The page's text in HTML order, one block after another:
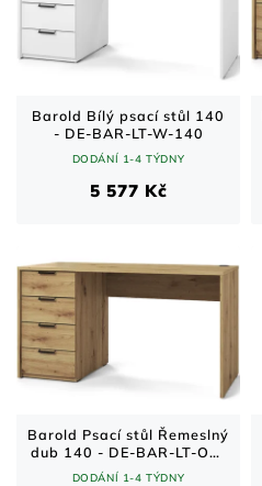
Barold Bílý psací stůl 140
- DE-BAR-LT-W-140
DODÁNÍ 1-4 TÝDNY
5 577 Kč
Barold Psací stůl Řemeslný
dub 140 - DE-BAR-LT-OA-
140
DODÁNÍ 1-4 TÝDNY